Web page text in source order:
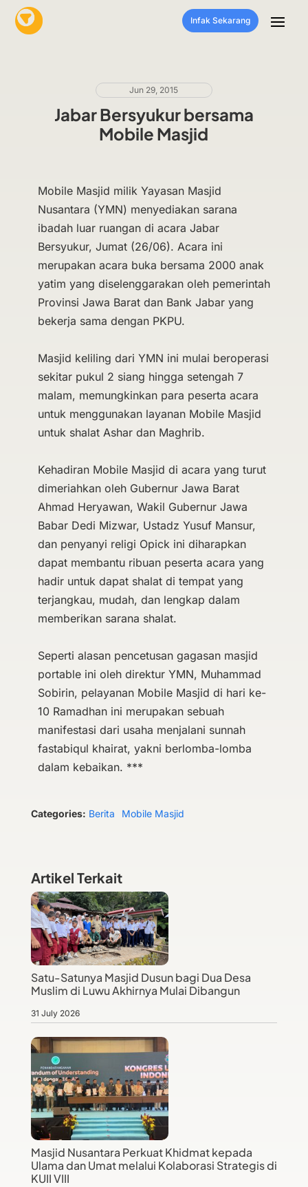
Infak Sekarang
Jun 29, 2015
Jabar Bersyukur bersama
Mobile Masjid
Mobile Masjid milik Yayasan Masjid
Nusantara (YMN) menyediakan sarana
ibadah luar ruangan di acara Jabar
Bersyukur, Jumat (26/06). Acara ini
merupakan acara buka bersama 2000 anak
yatim yang diselenggarakan oleh pemerintah
Provinsi Jawa Barat dan Bank Jabar yang
bekerja sama dengan PKPU.
Masjid keliling dari YMN ini mulai beroperasi
sekitar pukul 2 siang hingga setengah 7
malam, memungkinkan para peserta acara
untuk menggunakan layanan Mobile Masjid
untuk shalat Ashar dan Maghrib.
Kehadiran Mobile Masjid di acara yang turut
dimeriahkan oleh Gubernur Jawa Barat
Ahmad Heryawan, Wakil Gubernur Jawa
Babar Dedi Mizwar, Ustadz Yusuf Mansur,
dan penyanyi religi Opick ini diharapkan
dapat membantu ribuan peserta acara yang
hadir untuk dapat shalat di tempat yang
terjangkau, mudah, dan lengkap dalam
memberikan sarana shalat.
Seperti alasan pencetusan gagasan masjid
portable ini oleh direktur YMN, Muhammad
Sobirin, pelayanan Mobile Masjid di hari ke-
10 Ramadhan ini merupakan sebuah
manifestasi dari usaha menjalani sunnah
fastabiqul khairat, yakni berlomba-lomba
dalam kebaikan. ***
Categories: Berita Mobile Masjid
Artikel Terkait
Satu-Satunya Masjid Dusun bagi Dua Desa
Muslim di Luwu Akhirnya Mulai Dibangun
31 July 2026
Masjid Nusantara Perkuat Khidmat kepada
Ulama dan Umat melalui Kolaborasi Strategis di
KUII VIII